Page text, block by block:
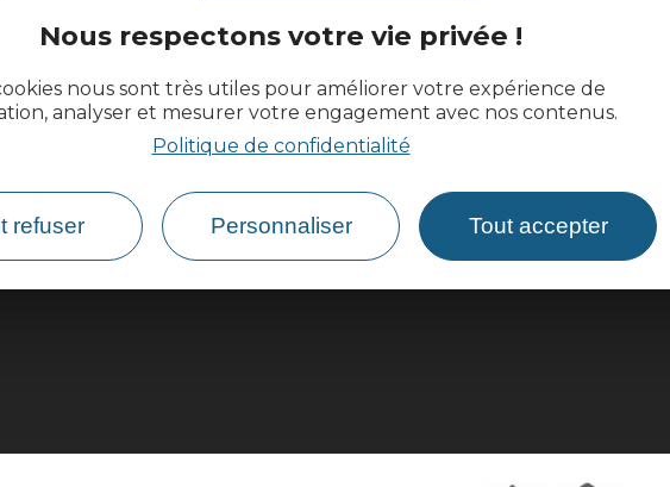
Nous respectons votre vie privée !
nous sont très utiles pour améliorer votre expérience de
analyser et mesurer votre engagement avec nos contenus.
Politique de confidentialité
refuser Personnaliser Tout accepter
Comment venir ?
Brochures